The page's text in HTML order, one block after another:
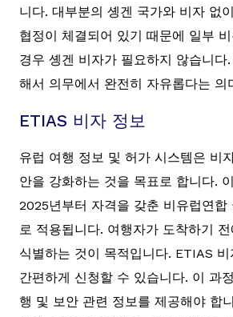
니다. 대부분의 솅겐 국가와 비자 없
협정이 체결되어 있기 때문에 일부
경우 솅겐 비자가 필요하지 않습니다
해서 의무에서 완전히 자유롭다는 의
ETIAS 비자 정보
유럽 여행 정보 및 허가 시스템은 비
안을 강화하는 것을 목표로 합니다.
2025년부터 자격을 갖춘 비유럽연합
로 적용됩니다. 여행자가 도착하기
식별하는 것이 목적입니다. ETIAS
간편하게 신청할 수 있습니다. 이 과
행 및 보안 관련 정보를 제공해야 합